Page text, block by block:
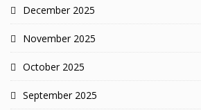
December 2025
November 2025
October 2025
September 2025